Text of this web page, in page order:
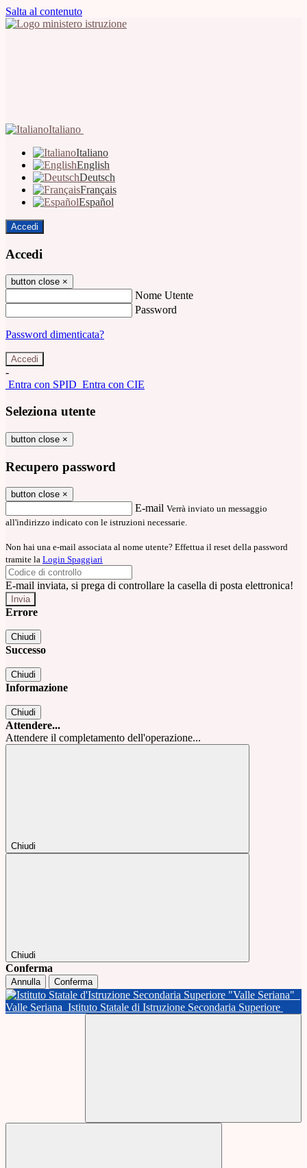
Salta al contenuto
Italiano
Italiano
English
Deutsch
Français
Español
Accedi
Accedi
button close ×
Nome Utente
Password
Password dimenticata?
-
Entra con SPID Entra con CIE
Seleziona utente
button close ×
Recupero password
button close ×
E-mail Verrà inviato un messaggio
all'indirizzo indicato con le istruzioni necessarie.
Non hai una e-mail associata al nome utente? Effettua il reset della password
tramite la Login Spaggiari
E-mail inviata, si prega di controllare la casella di posta elettronica!
Errore
Chiudi
Successo
Chiudi
Informazione
Chiudi
Attendere...
Attendere il completamento dell'operazione...
Chiudi
Chiudi
Conferma
Annulla Conferma
Valle Seriana Istituto Statale di Istruzione Secondaria Superiore